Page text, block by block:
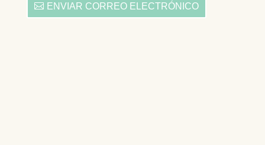
ENVIAR CORREO ELECTRÓNICO